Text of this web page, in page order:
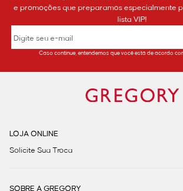
e promoções que preparamos especialmente
lista VIP!
Caso continue, entendemos que você está de acordo
LOJA ONLINE
Solicite Sua Troca
SOBRE A GREGORY